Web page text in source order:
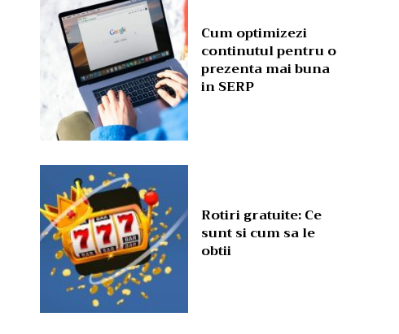
Cum optimizezi
continutul pentru o
prezenta mai buna
in SERP
Rotiri gratuite: Ce
sunt si cum sa le
obtii